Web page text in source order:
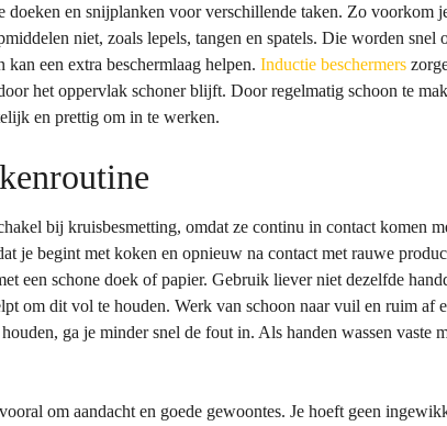
en snijplanken voor verschillende taken. Zo voorkom
niet, zoals lepels, tangen en spatels. Die worden snel
een extra beschermlaag helpen. Inductie beschermers
het oppervlak schoner blijft. Door regelmatig schoon te
en prettig om in te werken.
bij kruisbesmetting, omdat ze continu in contact komen
je begint met koken en opnieuw na contact met rauwe
een schone doek of papier. Gebruik liever niet dezelfde
om dit vol te houden. Werk van schoon naar vuil en ruim af
ga je minder snel de fout in. Als handen wassen vaste
om aandacht en goede gewoontes. Je hoeft geen